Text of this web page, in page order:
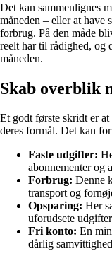
Det kan sammenlignes
måneden – eller at have
forbrug. På den måde
reelt har til rådighed, og
måneden.
Skab overblik
Et godt første skridt er
deres formål. Det kan
Faste udgifter:
abonnementer og
Forbrug: Denne
transport og
Opsparing: Her
uforudsete
Fri konto: En
dårlig